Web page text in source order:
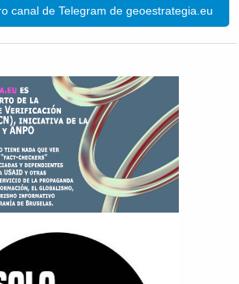
canal de Telegram de geoestrategia.eu